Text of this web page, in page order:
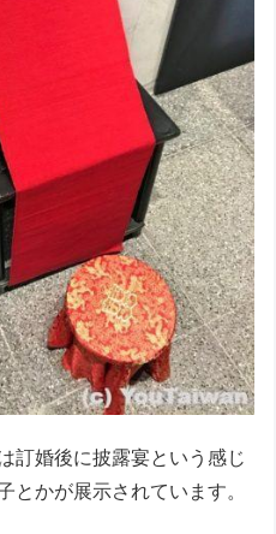
訂婚後に披露宴という感じ
とかが展示されています。